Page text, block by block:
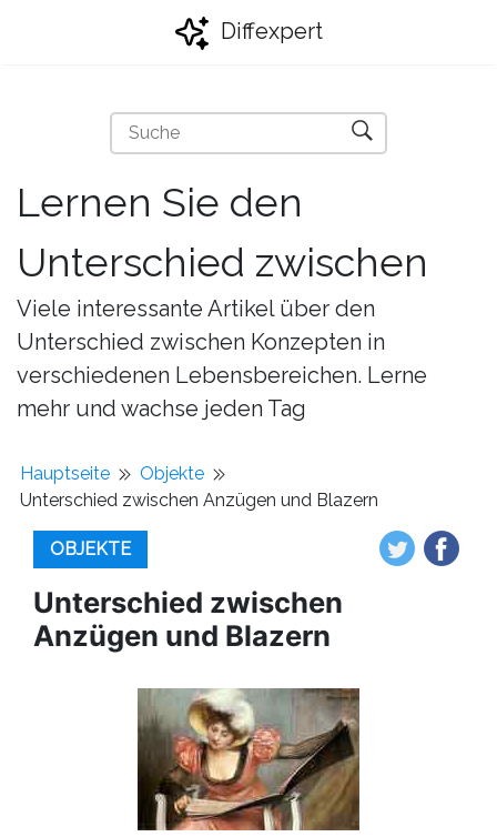
Diffexpert
Lernen Sie den
Unterschied zwischen
Viele interessante Artikel über den
Unterschied zwischen Konzepten in
verschiedenen Lebensbereichen. Lerne
mehr und wachse jeden Tag
Hauptseite
Objekte
Unterschied zwischen Anzügen und Blazern
OBJEKTE
Unterschied zwischen
Anzügen und Blazern